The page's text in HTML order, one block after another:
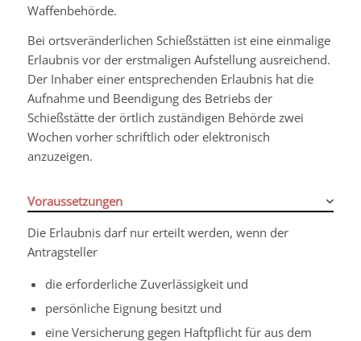
Waffenbehörde.
Bei ortsveränderlichen Schießstätten ist eine einmalige
Erlaubnis vor der erstmaligen Aufstellung ausreichend.
Der Inhaber einer entsprechenden Erlaubnis hat die
Aufnahme und Beendigung des Betriebs der
Schießstätte der örtlich zuständigen Behörde zwei
Wochen vorher schriftlich oder elektronisch
anzuzeigen.
Voraussetzungen
Die Erlaubnis darf nur erteilt werden, wenn der
Antragsteller
die erforderliche Zuverlässigkeit und
persönliche Eignung besitzt und
eine Versicherung gegen Haftpflicht für aus dem